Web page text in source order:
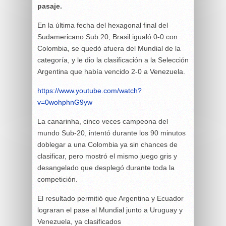
pasaje.
En la última fecha del hexagonal final del
Sudamericano Sub 20, Brasil igualó 0-0 con
Colombia, se quedó afuera del Mundial de la
categoría, y le dio la clasificación a la Selección
Argentina que había vencido 2-0 a Venezuela.
https://www.youtube.com/watch?
v=0wohphnG9yw
La canarinha, cinco veces campeona del
mundo Sub-20, intentó durante los 90 minutos
doblegar a una Colombia ya sin chances de
clasificar, pero mostró el mismo juego gris y
desangelado que desplegó durante toda la
competición.
El resultado permitió que Argentina y Ecuador
lograran el pase al Mundial junto a Uruguay y
Venezuela, ya clasificados